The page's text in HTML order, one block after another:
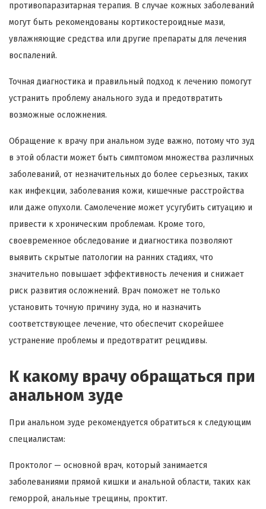
противопаразитарная терапия. В случае кожных заболеваний
могут быть рекомендованы кортикостероидные мази,
увлажняющие средства или другие препараты для лечения
воспалений.
Точная диагностика и правильный подход к лечению помогут
устранить проблему анального зуда и предотвратить
возможные осложнения.
Обращение к врачу при анальном зуде важно, потому что зуд
в этой области может быть симптомом множества различных
заболеваний, от незначительных до более серьезных, таких
как инфекции, заболевания кожи, кишечные расстройства
или даже опухоли. Самолечение может усугубить ситуацию и
привести к хроническим проблемам. Кроме того,
своевременное обследование и диагностика позволяют
выявить скрытые патологии на ранних стадиях, что
значительно повышает эффективность лечения и снижает
риск развития осложнений. Врач поможет не только
установить точную причину зуда, но и назначить
соответствующее лечение, что обеспечит скорейшее
устранение проблемы и предотвратит рецидивы.
К какому врачу обращаться при
анальном зуде
При анальном зуде рекомендуется обратиться к следующим
специалистам:
Проктолог — основной врач, который занимается
заболеваниями прямой кишки и анальной области, таких как
геморрой, анальные трещины, проктит.